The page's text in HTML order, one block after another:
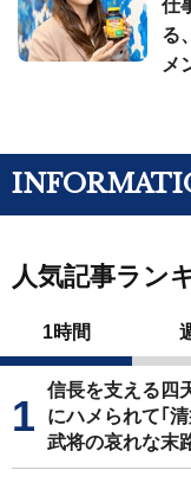
仕
る
メ
人気記事ラン
1時間
信長を支える四
にハメられて｢
武将の哀れな末